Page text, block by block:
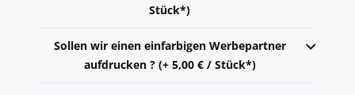
Stück*)
Sollen wir einen einfarbigen Werbepartner
aufdrucken ? (+ 5,00 € / Stück*)